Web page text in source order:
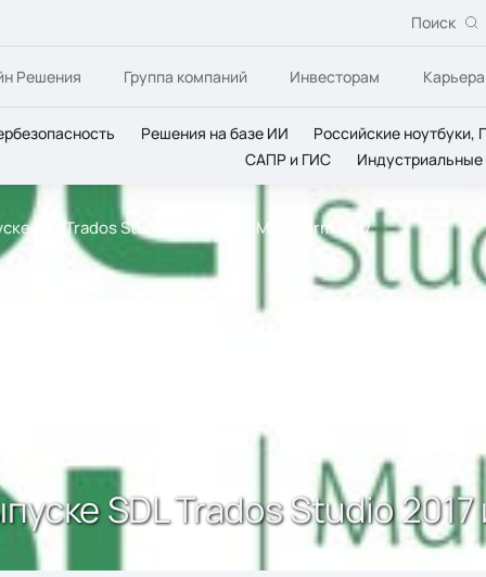
Поиск
Решения Группа компаний Инвесторам Карьера
Решения на базе ИИ Российские ноутбуки,
САПР и ГИС
SDL Trados Studio 2017 и SDL MultiTerm 2017
SDL Trados Studio 2017